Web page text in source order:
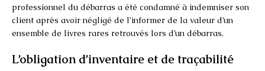
professionnel du débarras a été condamné à indemniser son
client après avoir négligé de l’informer de la valeur d’un
ensemble de livres rares retrouvés lors d’un débarras.
L’obligation d’inventaire et de traçabilité